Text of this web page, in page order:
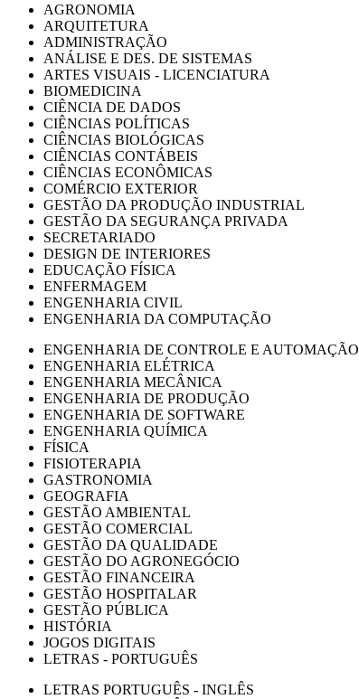
AGRONOMIA
ARQUITETURA
ADMINISTRAÇÃO
ANÁLISE E DES. DE SISTEMAS
ARTES VISUAIS - LICENCIATURA
BIOMEDICINA
CIÊNCIA DE DADOS
CIÊNCIAS POLÍTICAS
CIÊNCIAS BIOLÓGICAS
CIÊNCIAS CONTÁBEIS
CIÊNCIAS ECONÔMICAS
COMÉRCIO EXTERIOR
GESTÃO DA PRODUÇÃO INDUSTRIAL
GESTÃO DA SEGURANÇA PRIVADA
SECRETARIADO
DESIGN DE INTERIORES
EDUCAÇÃO FÍSICA
ENFERMAGEM
ENGENHARIA CIVIL
ENGENHARIA DA COMPUTAÇÃO
ENGENHARIA DE CONTROLE E AUTOMAÇÃO
ENGENHARIA ELÉTRICA
ENGENHARIA MECÂNICA
ENGENHARIA DE PRODUÇÃO
ENGENHARIA DE SOFTWARE
ENGENHARIA QUÍMICA
FÍSICA
FISIOTERAPIA
GASTRONOMIA
GEOGRAFIA
GESTÃO AMBIENTAL
GESTÃO COMERCIAL
GESTÃO DA QUALIDADE
GESTÃO DO AGRONEGÓCIO
GESTÃO FINANCEIRA
GESTÃO HOSPITALAR
GESTÃO PÚBLICA
HISTÓRIA
JOGOS DIGITAIS
LETRAS - PORTUGUÊS
LETRAS PORTUGUÊS - INGLÊS